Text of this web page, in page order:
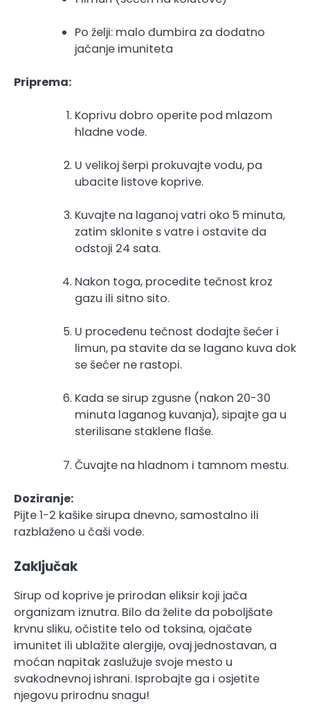
Po želji: malo đumbira za dodatno
jačanje imuniteta
Priprema:
Koprivu dobro operite pod mlazom
hladne vode.
U velikoj šerpi prokuvajte vodu, pa
ubacite listove koprive.
Kuvajte na laganoj vatri oko 5 minuta,
zatim sklonite s vatre i ostavite da
odstoji 24 sata.
Nakon toga, procedite tečnost kroz
gazu ili sitno sito.
U proceđenu tečnost dodajte šećer i
limun, pa stavite da se lagano kuva dok
se šećer ne rastopi.
Kada se sirup zgusne (nakon 20-30
minuta laganog kuvanja), sipajte ga u
sterilisane staklene flaše.
Čuvajte na hladnom i tamnom mestu.
Doziranje:
Pijte 1-2 kašike sirupa dnevno, samostalno ili
razblaženo u čaši vode.
Zaključak
Sirup od koprive je prirodan eliksir koji jača
organizam iznutra. Bilo da želite da poboljšate
krvnu sliku, očistite telo od toksina, ojačate
imunitet ili ublažite alergije, ovaj jednostavan, a
moćan napitak zaslužuje svoje mesto u
svakodnevnoj ishrani. Isprobajte ga i osjetite
njegovu prirodnu snagu!